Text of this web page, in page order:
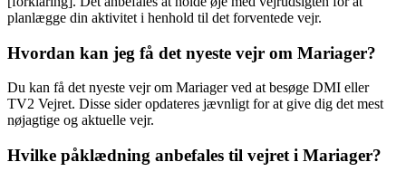
planlægge din aktivitet i henhold til det forventede vejr.
Hvordan kan jeg få det nyeste vejr om Mariager?
Du kan få det nyeste vejr om Mariager ved at besøge DMI eller
TV2 Vejret. Disse sider opdateres jævnligt for at give dig det mest
nøjagtige og aktuelle vejr.
Hvilke påklædning anbefales til vejret i Mariager?